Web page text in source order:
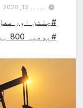
نومبر 13, 2020
#چلتن اور
#یومیہ 800 بیرل خام تیل